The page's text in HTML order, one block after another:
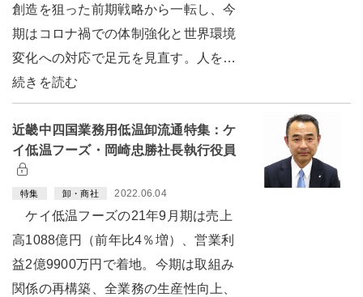
創造を狙った前期戦略から一転し、今
期はコロナ禍での体制強化と世界環境
変化への対応で足元を見直す。人を…
続きを読む
近畿中四国業務用低温卸流通特集：ケ
イ低温フーズ・岡崎忠勝社長執行役員
特集 卸・商社 2022.06.04
ケイ低温フーズの21年9月期は売上
高1088億円（前年比4％増）、営業利
益2億9900万円で着地。今期は取組み
関係の再構築、全業務の生産性向上、